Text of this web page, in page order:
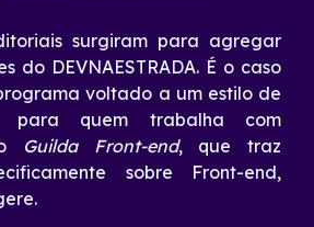
surgiram para agregar
do DEVNAESTRADA. É o caso
voltado a um estilo de
para quem trabalha com
Guilda Front-end, que traz
sobre Front-end,